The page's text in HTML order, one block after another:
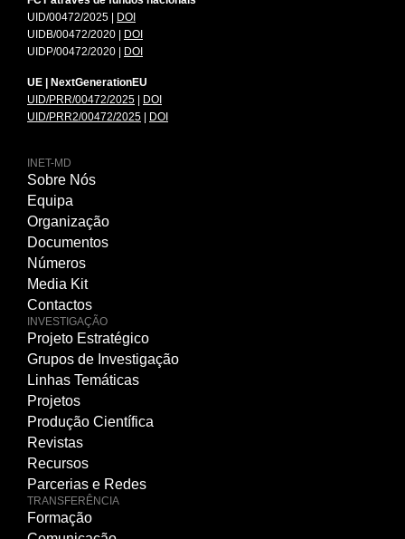
UID/00472/2025 |
DOI
UIDB/00472/2020 |
DOI
UIDP/00472/2020 |
DOI
UE | NextGenerationEU
UID/PRR/00472/2025
DOI
UID/PRR2/00472/2025
DOI
INET-MD
Sobre Nós
Equipa
Organização
Documentos
Números
Media Kit
Contactos
INVESTIGAÇÃO
Projeto Estratégico
Grupos de Investigação
Linhas Temáticas
Projetos
Produção Científica
Revistas
Recursos
Parcerias e Redes
TRANSFERÊNCIA
Formação